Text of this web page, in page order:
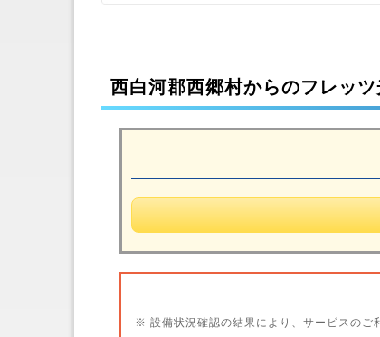
西白河郡西郷村からのフレッ
※ 設備状況確認の結果により、サービスのご